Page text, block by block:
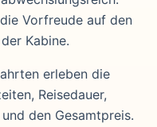
Vorfreude auf den
Kabine.
erleben die
Reisedauer,
den Gesamtpreis.